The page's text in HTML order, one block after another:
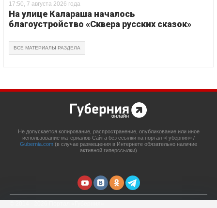
17:50, 7 августа 2026 года
На улице Калараша началось
благоустройство «Сквера русских сказок»
ВСЕ МАТЕРИАЛЫ РАЗДЕЛА
Не допускается копирование, распространение, опубликование или иное
использование материалов Сайта без ссылки на портал «Губерния» /
Gubernia.com (в случае размещения в Интернете обязательно наличие
активной гиперссылки)